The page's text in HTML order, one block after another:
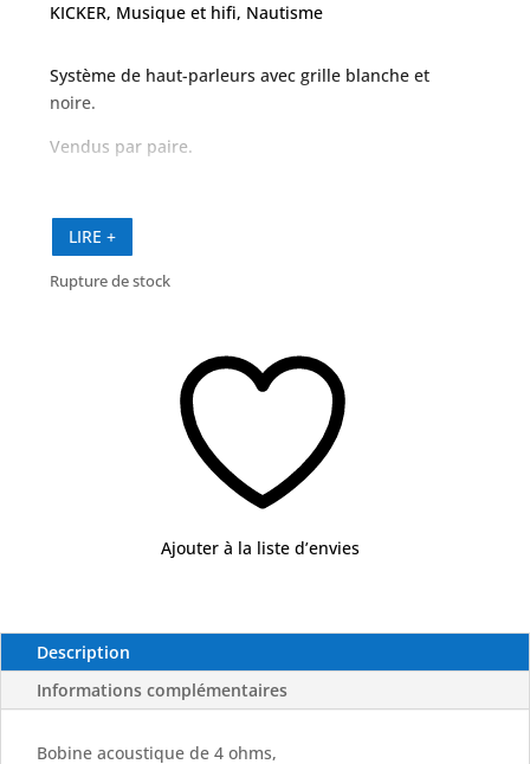
KICKER, Musique et hifi, Nautisme
Système de haut-parleurs avec grille blanche et
noire.
Vendus par paire.
50W
LIRE +
Rupture de stock
Ajouter à la liste d’envies
Description
Informations complémentaires
Bobine acoustique de 4 ohms,